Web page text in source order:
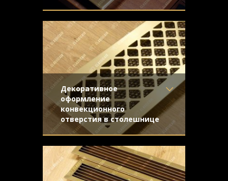
Материал- Нержавеющая
сталь
Отделка - Полированная
нержавейка
Узор- Крестоцвет
Конструкция- С отбортовкой
нержавейка - беспроигрышная
альтернатива хромированным
изделиям.
Декоративное
оформление
конвекционного
отверстия в столешнице
Материал- Латунь
Отделка- Шлифованная
латунь
Узор - Ромбы с узлами
Конструкция- С отбортовкой
лаком. Конструкция с отбортовкой и
внутренней подложкой из темной сетки.